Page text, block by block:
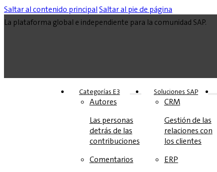
Saltar al contenido principalSaltar al pie de página
La plataforma global e independiente para la comunidad SAP.
Categorías E3
Autores
Las personas
detrás de las
contribuciones
Comentarios
Soluciones‎‎ SAP
CRM
Gestión de las
relaciones con
los clientes
ERP